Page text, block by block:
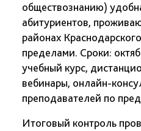
обществознанию)
абитуриентов,
районах
пределами. Сроки:
учебный курс,
вебинары, онлайн-
преподавателей по
Итоговый контроль